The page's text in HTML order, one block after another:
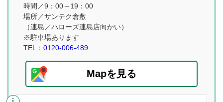
時間／9：00～19：00
場所／サンテク倉敷
（連島／ハローズ連島店向かい）
※駐車場あります
TEL： 0120-006-489
Mapを見る